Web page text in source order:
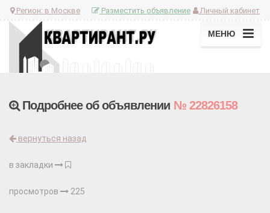
Регион: в Москве Личный кабинет
Разместить объявление
МЕНЮ
Подробнее об объявлении № 22826158
вернуться назад
в закладки
просмотров 225